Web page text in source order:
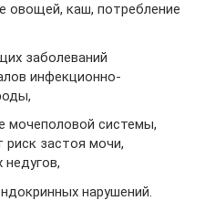
овощей, каш, потребление
заболеваний
инфекционно-
мочеполовой системы,
риск застоя мочи,
недугов,
нарушений.